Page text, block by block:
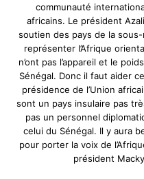
communauté
africains. Le président
soutien des pays de la sous-
représenter l’Afrique
n’ont pas l’appareil et le
Sénégal. Donc il faut aider
présidence de l’Union
sont un pays insulaire pas
pas un personnel
celui du Sénégal. Il y aura
pour porter la voix de
président